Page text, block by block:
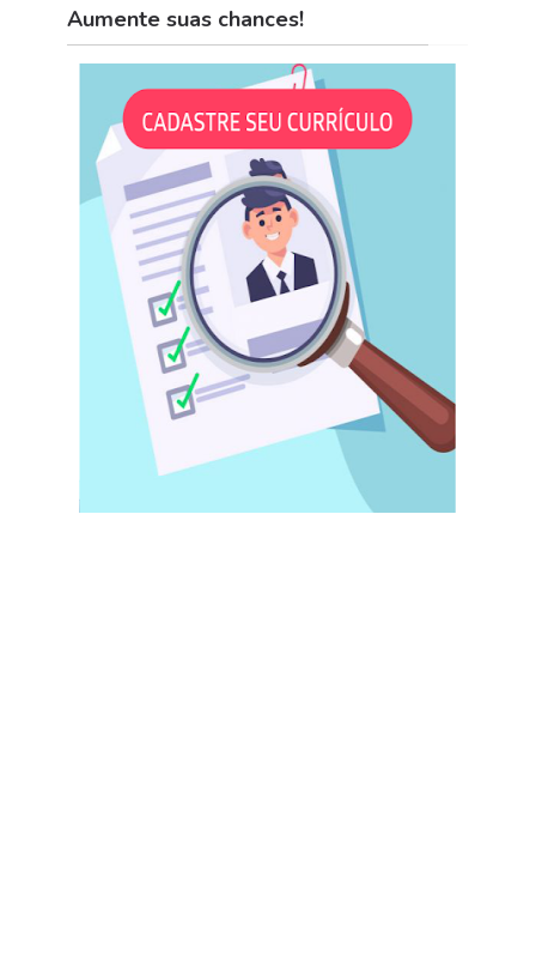
Aumente suas chances!